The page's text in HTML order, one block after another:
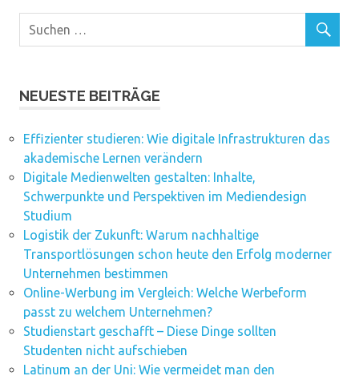
NEUESTE BEITRÄGE
Effizienter studieren: Wie digitale Infrastrukturen das
akademische Lernen verändern
Digitale Medienwelten gestalten: Inhalte,
Schwerpunkte und Perspektiven im Mediendesign
Studium
Logistik der Zukunft: Warum nachhaltige
Transportlösungen schon heute den Erfolg moderner
Unternehmen bestimmen
Online-Werbung im Vergleich: Welche Werbeform
passt zu welchem Unternehmen?
Studienstart geschafft – Diese Dinge sollten
Studenten nicht aufschieben
Latinum an der Uni: Wie vermeidet man den